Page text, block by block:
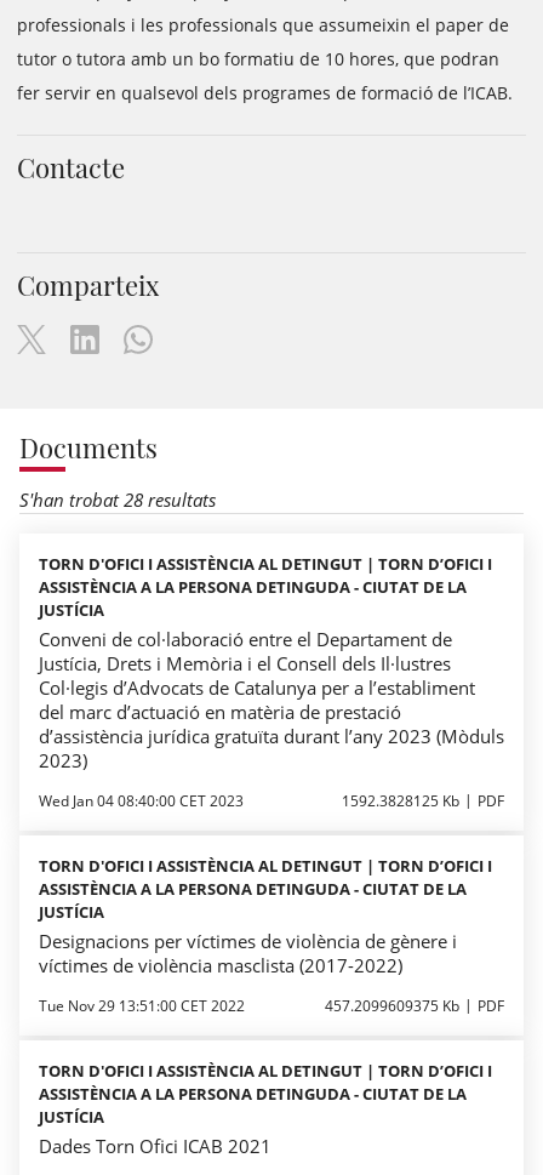
professionals i les professionals que assumeixin el paper de
tutor o tutora amb un bo formatiu de 10 hores, que podran
fer servir en qualsevol dels programes de formació de l’ICAB.
Contacte
Comparteix
Documents
S'han trobat 28 resultats
TORN D'OFICI I ASSISTÈNCIA AL DETINGUT | TORN D’OFICI I
ASSISTÈNCIA A LA PERSONA DETINGUDA - CIUTAT DE LA
JUSTÍCIA
Conveni de col·laboració entre el Departament de
Justícia, Drets i Memòria i el Consell dels Il·lustres
Col·legis d’Advocats de Catalunya per a l’establiment
del marc d’actuació en matèria de prestació
d’assistència jurídica gratuïta durant l’any 2023 (Mòduls
2023)
Wed Jan 04 08:40:00 CET 2023 1592.3828125 Kb PDF
TORN D'OFICI I ASSISTÈNCIA AL DETINGUT | TORN D’OFICI I
ASSISTÈNCIA A LA PERSONA DETINGUDA - CIUTAT DE LA
JUSTÍCIA
Designacions per víctimes de violència de gènere i
víctimes de violència masclista (2017-2022)
Tue Nov 29 13:51:00 CET 2022 457.2099609375 Kb PDF
TORN D'OFICI I ASSISTÈNCIA AL DETINGUT | TORN D’OFICI I
ASSISTÈNCIA A LA PERSONA DETINGUDA - CIUTAT DE LA
JUSTÍCIA
Dades Torn Ofici ICAB 2021